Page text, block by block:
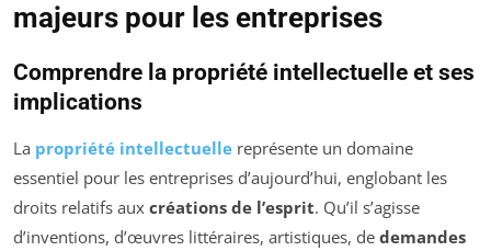
majeurs pour les entreprises
Comprendre la propriété intellectuelle et ses
implications
La propriété intellectuelle représente un domaine
essentiel pour les entreprises d’aujourd’hui, englobant les
droits relatifs aux créations de l’esprit. Qu’il s’agisse
d’inventions, d’œuvres littéraires, artistiques, de demandes